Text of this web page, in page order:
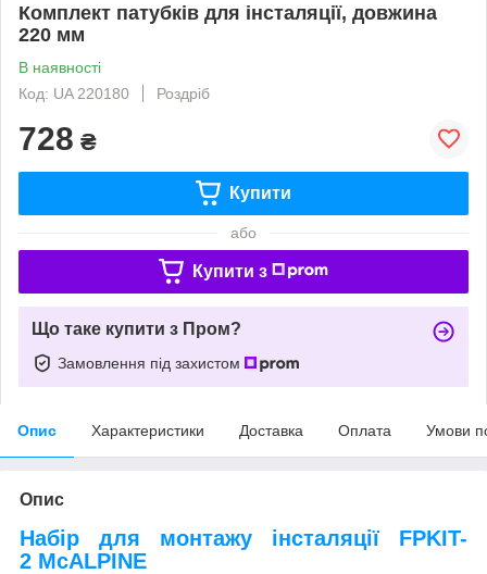
Комплект патубків для інсталяції, довжина
220 мм
В наявності
Код: UA 220180
Роздріб
728 ₴
Купити
або
Купити з
Що таке купити з Пром?
Замовлення під захистом
Опис Характеристики Доставка Оплата Умови
Опис
Набір для монтажу інсталяції FPKIT-
2 McALPINE